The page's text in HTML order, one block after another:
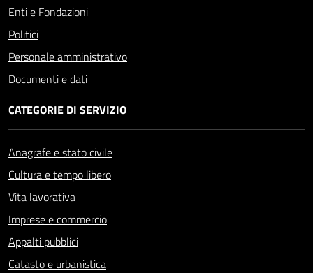
Enti e Fondazioni
Politici
Personale amministrativo
Documenti e dati
CATEGORIE DI SERVIZIO
Anagrafe e stato civile
Cultura e tempo libero
Vita lavorativa
Imprese e commercio
Appalti pubblici
Catasto e urbanistica